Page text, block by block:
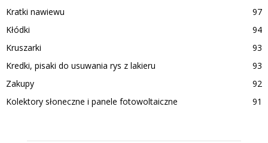
Kratki nawiewu
97
Kłódki
94
Kruszarki
93
Kredki, pisaki do usuwania rys z lakieru
93
Zakupy
92
Kolektory słoneczne i panele fotowoltaiczne
91